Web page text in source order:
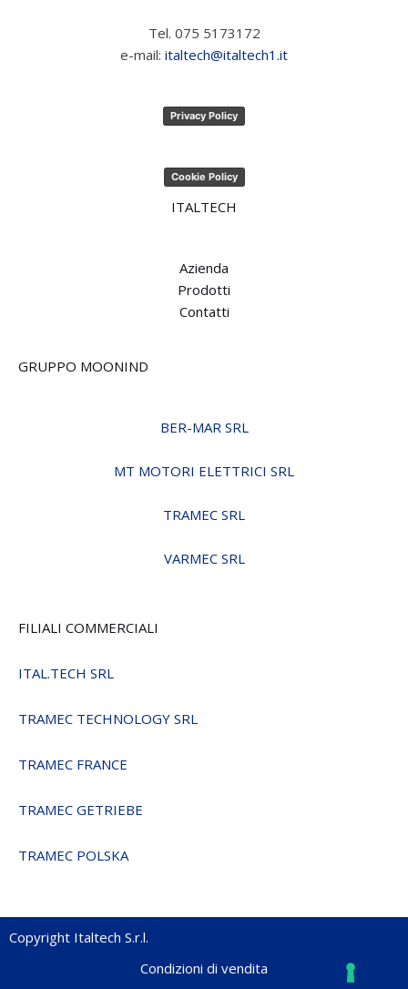
Tel. 075 5173172
e-mail: italtech@italtech1.it
Privacy Policy
Cookie Policy
ITALTECH
Azienda
Prodotti
Contatti
GRUPPO MOONIND
BER-MAR SRL
MT MOTORI ELETTRICI SRL
TRAMEC SRL
VARMEC SRL
FILIALI COMMERCIALI
ITAL.TECH SRL
TRAMEC TECHNOLOGY SRL
TRAMEC FRANCE
TRAMEC GETRIEBE
TRAMEC POLSKA
Copyright Italtech S.r.l.
Condizioni di vendita